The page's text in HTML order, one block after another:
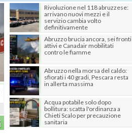
Rivoluzione nel 118 abruzzese:
arrivano nuovi mezzi e il
servizio cambia volto
definitivamente
Abruzzo brucia ancora, sei fronti
attivi e Canadair mobilitati
contro le fiamme
Abruzzo nella morsa del caldo:
sfiorati i 40 gradi, Pescara resta
in allerta massima
Acqua potabile solo dopo
bollitura: scatta l'ordinanza a
Chieti Scalo per precauzione
sanitaria